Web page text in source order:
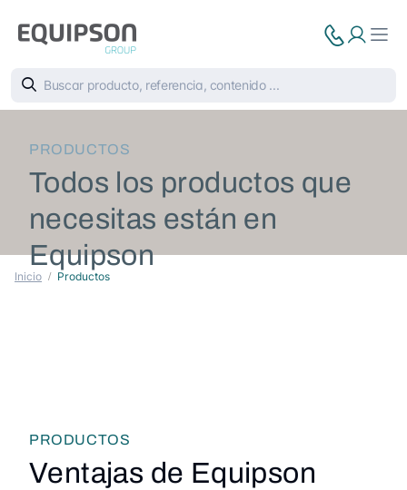
PRODUCTOS
Todos los productos que
necesitas están en
Equipson
Inicio Productos
PRODUCTOS
Ventajas de Equipson